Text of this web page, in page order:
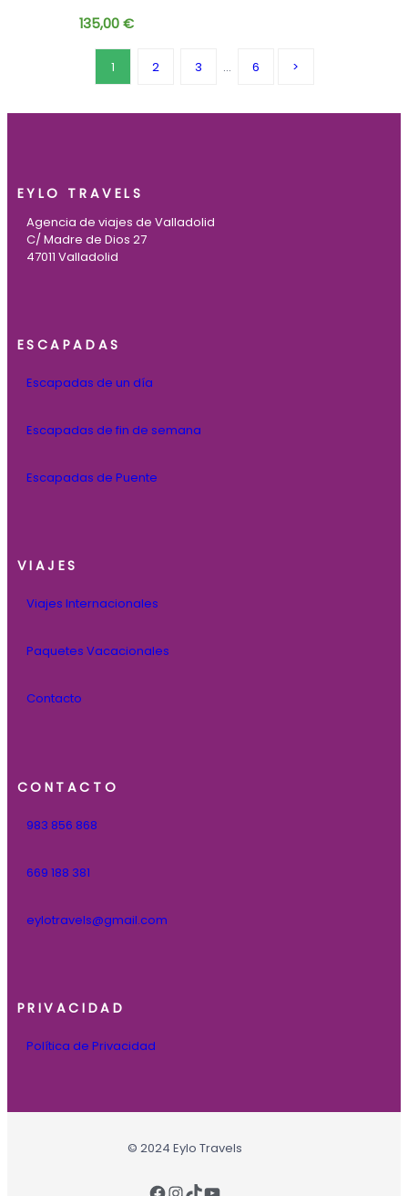
135,00 €
1 2 3 … 6
EYLO TRAVELS
Agencia de viajes de Valladolid
C/ Madre de Dios 27
47011 Valladolid
ESCAPADAS
Escapadas de un día
Escapadas de fin de semana
Escapadas de Puente
VIAJES
Viajes Internacionales
Paquetes Vacacionales
Contacto
CONTACTO
983 856 868
669 188 381
eylotravels@gmail.com
PRIVACIDAD
Política de Privacidad
© 2024 Eylo Travels